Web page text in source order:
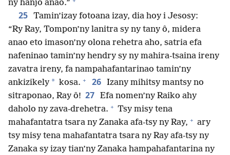
ny hanjo anao.”
25 Tamin’izay fotoana izay, dia hoy i Jesosy:
“Ry Ray, Tompon’ny lanitra sy ny tany ô, midera
anao eto imason’ny olona rehetra aho, satria efa
nafeninao tamin’ny hendry sy ny mahira-tsaina ireny
zavatra ireny, fa nampahafantarinao tamin’ny
ankizikely * kosa. + 26 Izany mihitsy mantsy no
sitraponao, Ray ô! 27 Efa nomen’ny Raiko ahy
daholo ny zava-drehetra. + Tsy misy tena
mahafantatra tsara ny Zanaka afa-tsy ny Ray, + ary
tsy misy tena mahafantatra tsara ny Ray afa-tsy ny
Zanaka sy izay tian’ny Zanaka hampahafantarina ny